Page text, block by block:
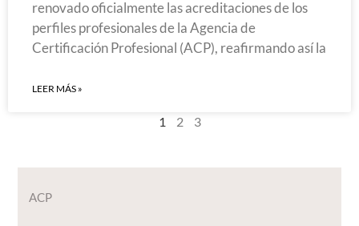
renovado oficialmente las acreditaciones de los
perfiles profesionales de la Agencia de
Certificación Profesional (ACP), reafirmando así la
LEER MÁS »
1 2 3
ACP